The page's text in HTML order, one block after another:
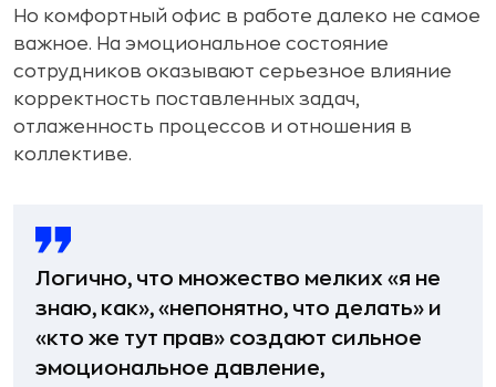
Но комфортный офис в работе далеко не самое
важное. На эмоциональное состояние
сотрудников оказывают серьезное влияние
корректность поставленных задач,
отлаженность процессов и отношения в
коллективе.
Логично, что множество мелких «я не
знаю, как», «непонятно, что делать» и
«кто же тут прав» создают сильное
эмоциональное давление,